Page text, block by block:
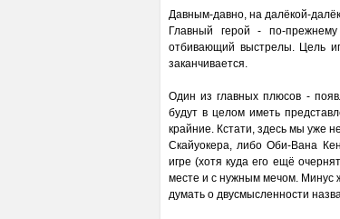
Давным-давно, на далёкой-
Главный герой - по-
отбивающий выстрелы. Цель
заканчивается.
Один из главных плюсов -
будут в целом иметь
крайние. Кстати, здесь мы уже
Скайуокера, либо Оби-Вана
игре (хотя куда его ещё
месте и с нужным мечом. Минус
думать о двусмысленности